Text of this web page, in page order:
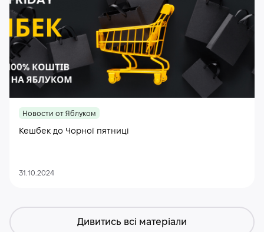
Новости от Яблуком
Кешбек до Чорної пятниці
31.10.2024
Дивитись всі матеріали